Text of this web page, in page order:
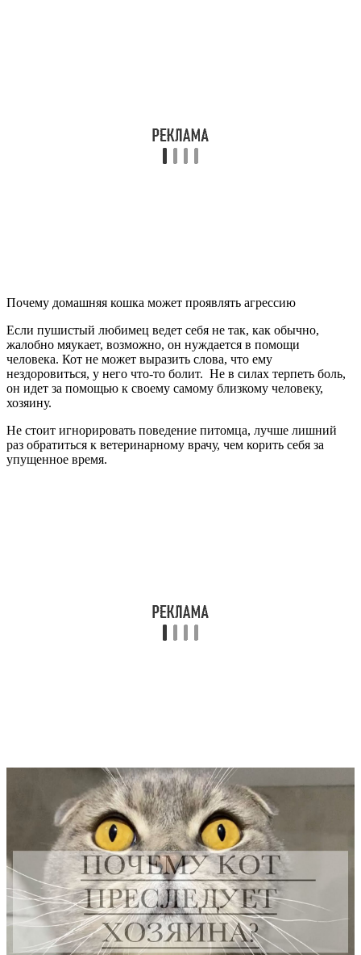
Почему домашняя кошка может проявлять агрессию
Если пушистый любимец ведет себя не так, как обычно,
жалобно мяукает, возможно, он нуждается в помощи
человека. Кот не может выразить слова, что ему
нездоровиться, у него что-то болит. Не в силах терпеть боль,
он идет за помощью к своему самому близкому человеку,
хозяину.
Не стоит игнорировать поведение питомца, лучше лишний
раз обратиться к ветеринарному врачу, чем корить себя за
упущенное время.